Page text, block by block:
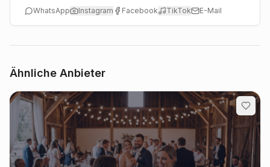
WhatsApp Instagram Facebook TikTok E-Mail
Ähnliche Anbieter